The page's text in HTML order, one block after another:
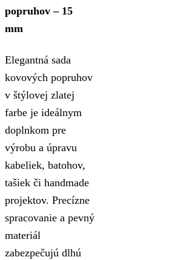
popruhov – 15
mm
Elegantná sada
kovových popruhov
v štýlovej zlatej
farbe je ideálnym
doplnkom pre
výrobu a úpravu
kabeliek, batohov,
tašiek či handmade
projektov. Precízne
spracovanie a pevný
materiál
zabezpečujú dlhú